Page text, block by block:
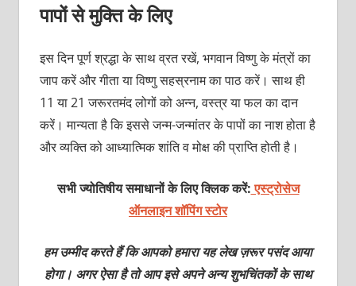
पापों से मुक्ति के लिए
इस दिन पूर्ण श्रद्धा के साथ व्रत रखें, भगवान विष्णु के मंत्रों का
जाप करें और गीता या विष्णु सहस्रनाम का पाठ करें। साथ ही
11 या 21 जरूरतमंद लोगों को अन्न, वस्त्र या फल का दान
करें। मान्यता है कि इससे जन्म-जन्मांतर के पापों का नाश होता है
और व्यक्ति को आध्यात्मिक शांति व मोक्ष की प्राप्ति होती है।
सभी ज्योतिषीय समाधानों के लिए क्लिक करें:एस्ट्रोसेज
ऑनलाइन शॉपिंग स्टोर
हम उम्मीद करते हैं कि आपको हमारा यह लेख ज़रूर पसंद आया
होगा। अगर ऐसा है तो आप इसे अपने अन्य शुभचिंतकों के साथ